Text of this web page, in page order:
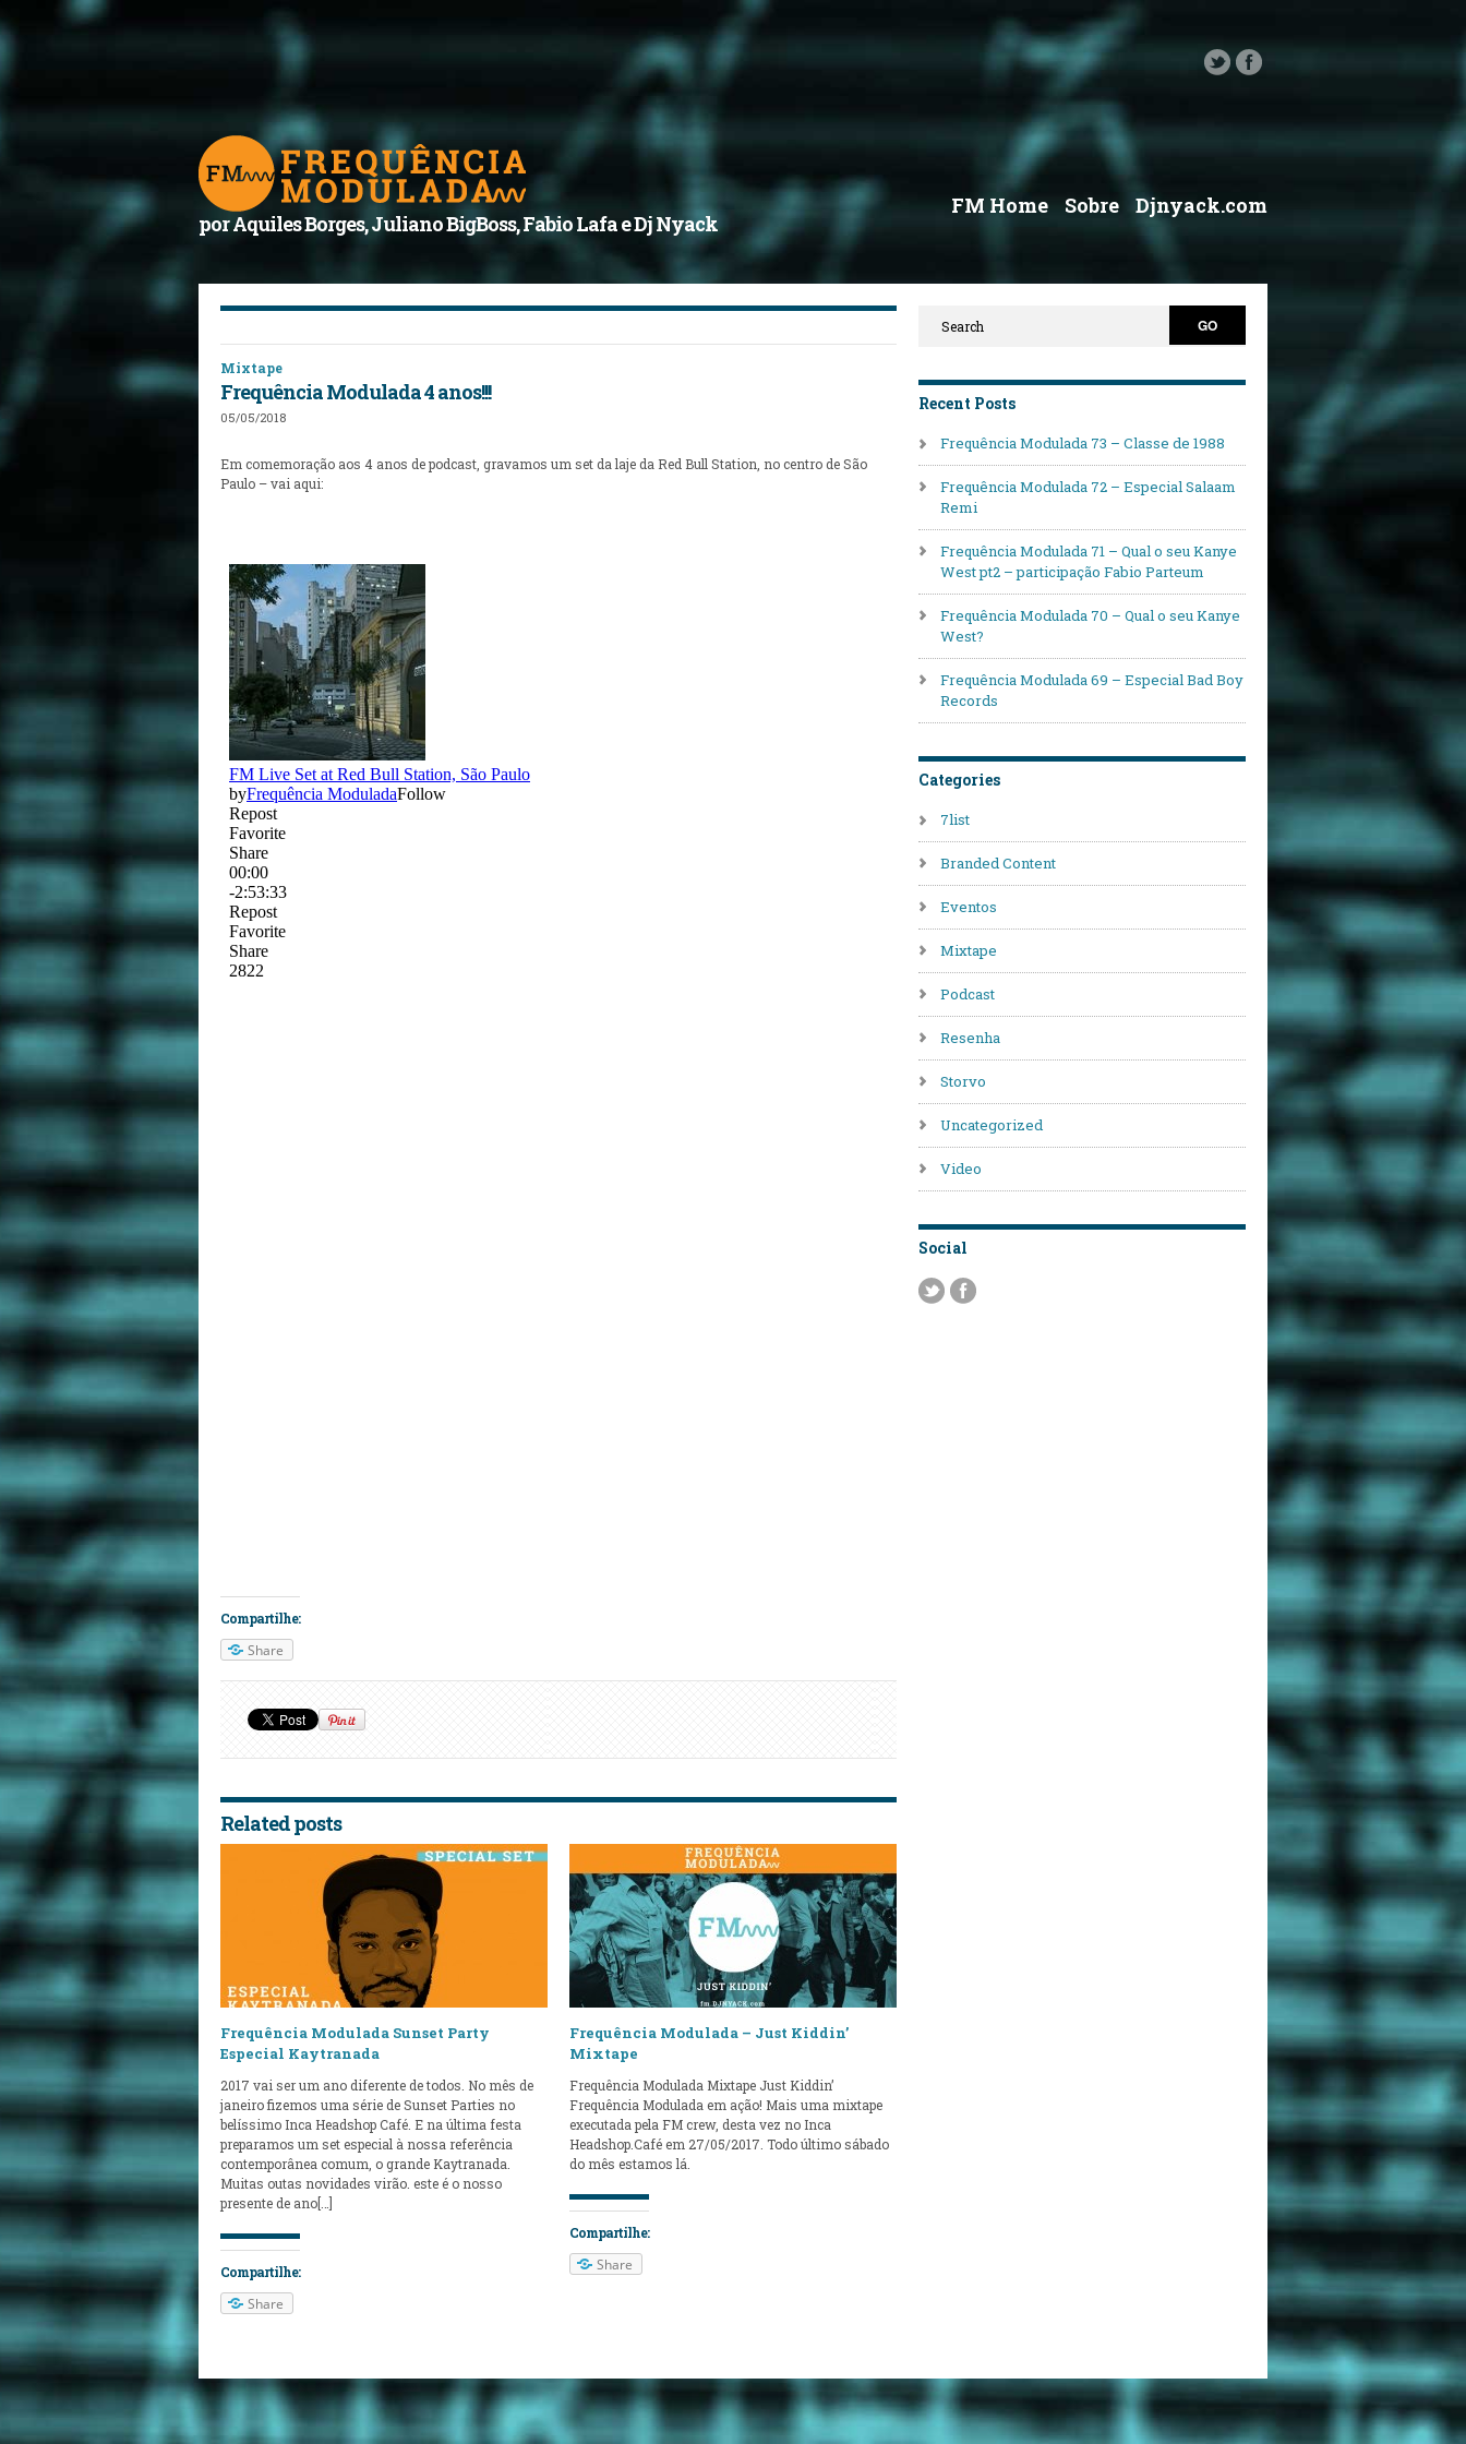
por Aquiles Borges, Juliano BigBoss, Fabio Lafa e Dj Nyack
FM Home Sobre Djnyack.com
Mixtape
Frequência Modulada 4 anos!!!
05/05/2018
Em comemoração aos 4 anos de podcast, gravamos um set da laje da Red Bull Station, no centro de São
Paulo – vai aqui:
Compartilhe:
Share
Related posts
Frequência Modulada Sunset Party
Especial Kaytranada
2017 vai ser um ano diferente de todos. No mês de
janeiro fizemos uma série de Sunset Parties no
belíssimo Inca Headshop Café. E na última festa
preparamos um set especial à nossa referência
contemporânea comum, o grande Kaytranada.
Muitas outas novidades virão. este é o nosso
presente de ano[…]
Compartilhe:
Share
Frequência Modulada – Just Kiddin’
Mixtape
Frequência Modulada Mixtape Just Kiddin’
Frequência Modulada em ação! Mais uma mixtape
executada pela FM crew, desta vez no Inca
Headshop.Café em 27/05/2017. Todo último sábado
do mês estamos lá.
Compartilhe:
Share
Recent Posts
Frequência Modulada 73 – Classe de 1988
Frequência Modulada 72 – Especial Salaam
Remi
Frequência Modulada 71 – Qual o seu Kanye
West pt2 – participação Fabio Parteum
Frequência Modulada 70 – Qual o seu Kanye
West?
Frequência Modulada 69 – Especial Bad Boy
Records
Categories
7list
Branded Content
Eventos
Mixtape
Podcast
Resenha
Storvo
Uncategorized
Video
Social